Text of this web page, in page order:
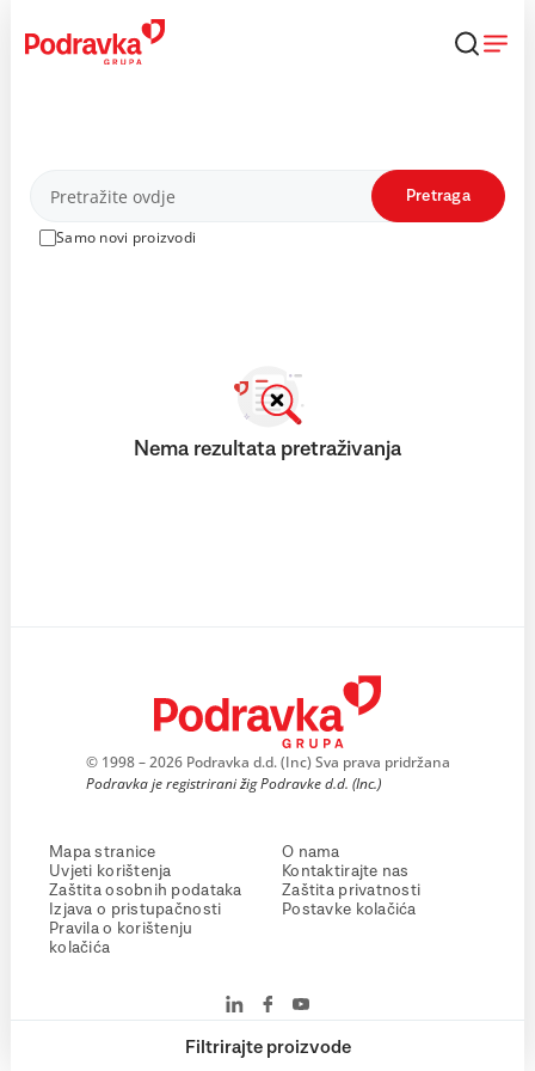
content
Proizvodi
Samo novi proizvodi
Pretraga
Filtrirajte proizvode
Nema rezultata pretraživanja
© 1998 – 2026 Podravka d.d. (Inc) Sva prava pridržana
Podravka je registrirani žig Podravke d.d. (Inc.)
Mapa stranice
Uvjeti korištenja
Zaštita osobnih podataka
Izjava o pristupačnosti
Pravila o korištenju
kolačića
O nama
Kontaktirajte nas
Zaštita privatnosti
Postavke kolačića